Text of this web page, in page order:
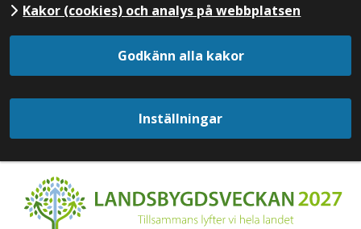
Kakor (cookies) och analys på webbplatsen
Godkänn alla kakor
Inställningar